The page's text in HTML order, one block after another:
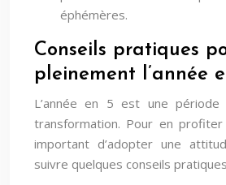
éphémères.
Conseils pratiques
pleinement l’année
L’année en 5 est une période
transformation. Pour en
important d’adopter une
suivre quelques conseils